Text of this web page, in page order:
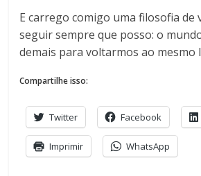
E carrego comigo uma filosofia de
seguir sempre que posso: o
demais para voltarmos ao mesmo
Compartilhe isso:
Twitter Facebook
Imprimir WhatsApp